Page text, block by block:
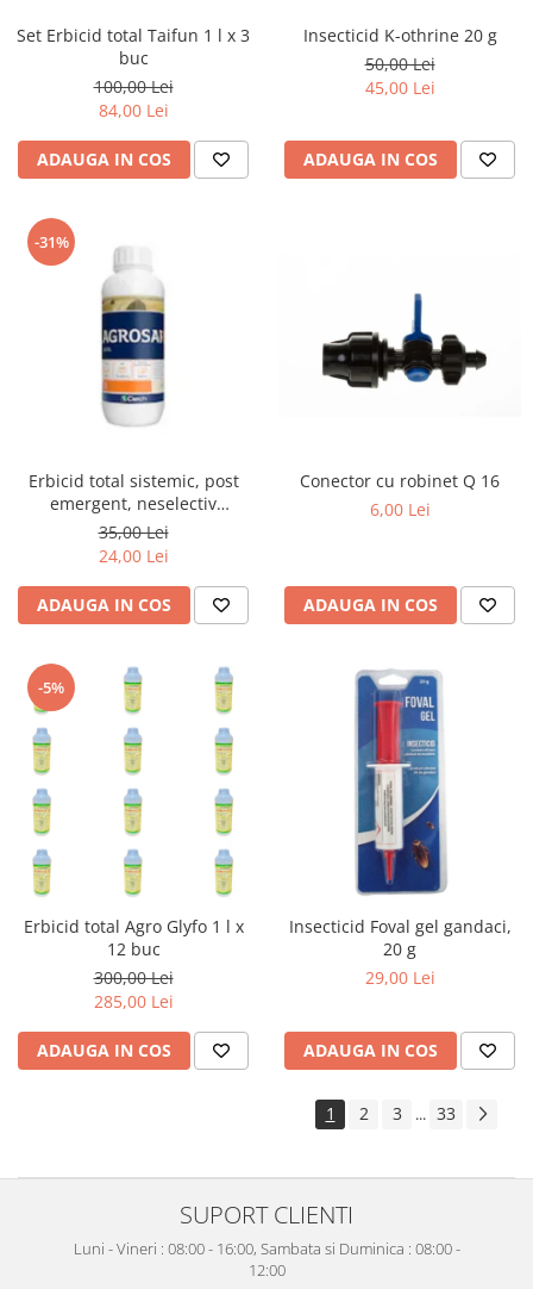
Set Erbicid total Taifun 1 l x 3
buc
100,00 Lei
84,00 Lei
ADAUGA IN COS
Insecticid K-othrine 20 g
50,00 Lei
45,00 Lei
ADAUGA IN COS
-31%
Erbicid total sistemic, post
emergent, neselectiv
(buruieni monocotiledonate si
dicotiledonate, anuale si
perene), Agrosar360 SL,
35,00 Lei
24,00 Lei
ADAUGA IN COS
Conector cu robinet Q 16
6,00 Lei
ADAUGA IN COS
-5%
Erbicid total Agro Glyfo 1 l x
12 buc
300,00 Lei
285,00 Lei
ADAUGA IN COS
Insecticid Foval gel gandaci,
20 g
29,00 Lei
ADAUGA IN COS
1 2 3 ... 33
SUPORT CLIENTI
Luni - Vineri : 08:00 - 16:00, Sambata si Duminica : 08:00 -
12:00